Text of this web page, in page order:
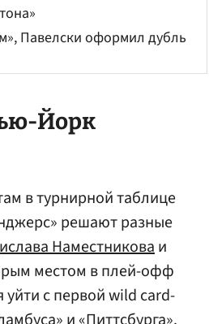
Павелски оформил дубль
Йорк
в турнирной таблице
решают разные
Наместниковаи
местом в плей-офф
с первой wild card-